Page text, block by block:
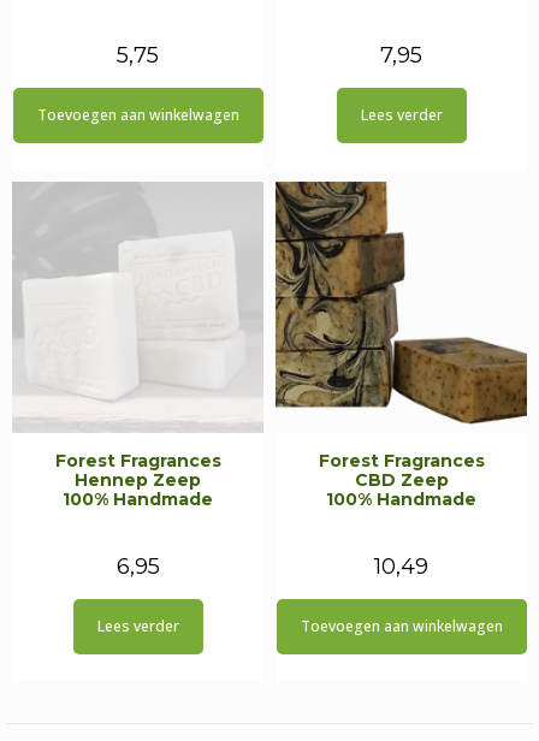
5,75
Toevoegen aan winkelwagen
7,95
Lees verder
Forest Fragrances
Hennep Zeep
100% Handmade
6,95
Lees verder
Forest Fragrances
CBD Zeep
100% Handmade
10,49
Toevoegen aan winkelwagen